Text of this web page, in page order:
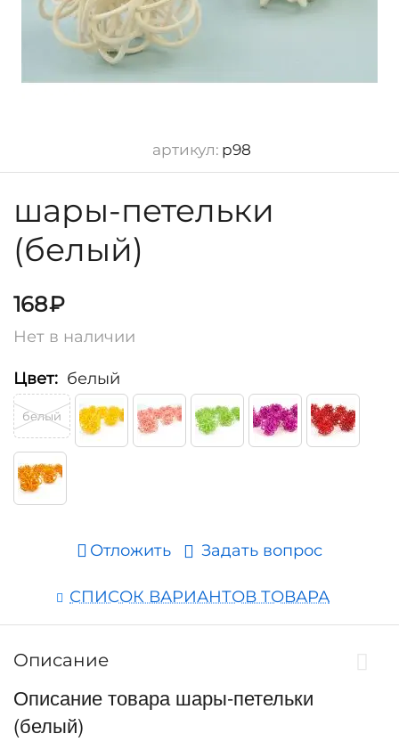
артикул: р98
шары-петельки
(белый)
168₽
Нет в наличии
Цвет: белый
белый
Отложить Задать вопрос
СПИСОК ВАРИАНТОВ ТОВАРА
Описание
Описание товара шары-петельки
(белый)